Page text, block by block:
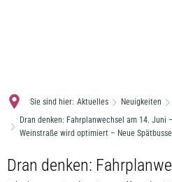
Sie sind hier: Aktuelles Neuigkeiten
Dran denken: Fahrplanwechsel am 14.
Weinstraße wird optimiert – Neue
Dran denken: